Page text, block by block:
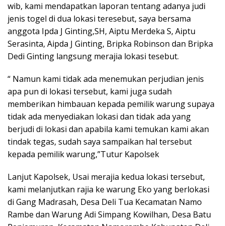
wib, kami mendapatkan laporan tentang adanya judi
jenis togel di dua lokasi teresebut, saya bersama
anggota Ipda J Ginting,SH, Aiptu Merdeka S, Aiptu
Serasinta, Aipda J Ginting, Bripka Robinson dan Bripka
Dedi Ginting langsung merajia lokasi tesebut.
“ Namun kami tidak ada menemukan perjudian jenis
apa pun di lokasi tersebut, kami juga sudah
memberikan himbauan kepada pemilik warung supaya
tidak ada menyediakan lokasi dan tidak ada yang
berjudi di lokasi dan apabila kami temukan kami akan
tindak tegas, sudah saya sampaikan hal tersebut
kepada pemilik warung,”Tutur Kapolsek
Lanjut Kapolsek, Usai merajia kedua lokasi tersebut,
kami melanjutkan rajia ke warung Eko yang berlokasi
di Gang Madrasah, Desa Deli Tua Kecamatan Namo
Rambe dan Warung Adi Simpang Kowilhan, Desa Batu